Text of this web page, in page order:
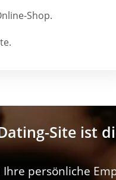
Shop.
Site ist
Ihre persönliche